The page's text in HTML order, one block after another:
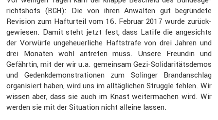
richts­hofs (BGH): Die von ihren Anwälten gut begrün­dete
Revision zum Haftur­teil vom 16. Februar 2017 wurde zurück­
ge­wiesen. Damit steht jetzt fest, dass Latife die angesichts
der Vorwürfe ungeheu­er­liche Haftstrafe von drei Jahren und
drei Monaten wohl antreten muss. Unsere Freundin und
Gefährtin, mit der wir u.a. gemeinsam Gezi-Solida­ri­täts­demos
und Gedenk­de­mons­tra­tionen zum Solinger Brand­an­schlag
organi­siert haben, wird uns im alltäg­li­chen Struggle fehlen. Wir
wissen aber, dass sie auch im Knast weiter­ma­chen wird. Wir
werden sie mit der Situa­tion nicht alleine lassen.